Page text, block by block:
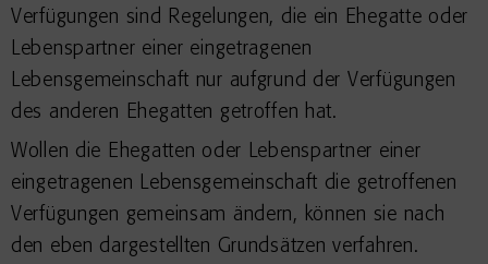
Verfügungen sind Regelungen, die ein Ehegatte oder
Lebenspartner einer eingetragenen
Lebensgemeinschaft nur aufgrund der Verfügungen
des anderen Ehegatten getroffen hat.
Wollen die Ehegatten oder Lebenspartner einer
eingetragenen Lebensgemeinschaft die getroffenen
Verfügungen gemeinsam ändern, können sie nach
den eben dargestellten Grundsätzen verfahren.